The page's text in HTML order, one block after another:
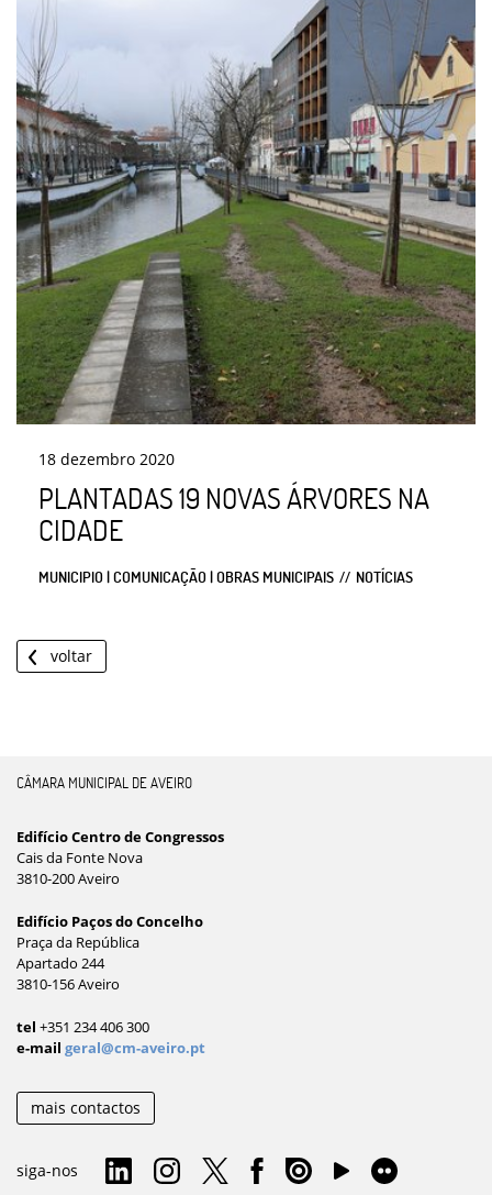
18 dezembro 2020
PLANTADAS 19 NOVAS ÁRVORES NA
CIDADE
MUNICIPIO | COMUNICAÇÃO | OBRAS MUNICIPAIS NOTÍCIAS
voltar
CÂMARA MUNICIPAL DE AVEIRO
Edifício Centro de Congressos
Cais da Fonte Nova
3810-200 Aveiro
Edifício Paços do Concelho
Praça da República
Apartado 244
3810-156 Aveiro
tel +351 234 406 300
e-mail geral@cm-aveiro.pt
mais contactos
siga-nos